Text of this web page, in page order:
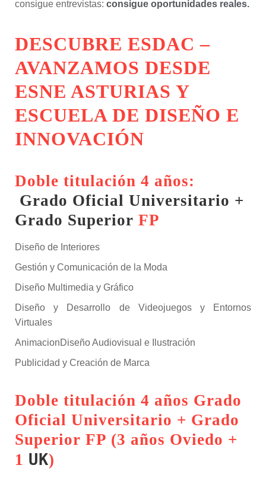
consigue entrevistas: consigue oportunidades reales.
DESCUBRE ESDAC –
AVANZAMOS DESDE
ESNE ASTURIAS Y
ESCUELA DE DISEÑO E
INNOVACIÓN
Doble titulación 4 años:
Grado Oficial Universitario +
Grado Superior FP
Diseño de Interiores
Gestión y Comunicación de la Moda
Diseño Multimedia y Gráfico
Diseño y Desarrollo de Videojuegos y Entornos
Virtuales
AnimacionDiseño Audiovisual e Ilustración
Publicidad y Creación de Marca
Doble titulación 4 años Grado
Oficial Universitario + Grado
Superior FP (3 años Oviedo +
1 UK)